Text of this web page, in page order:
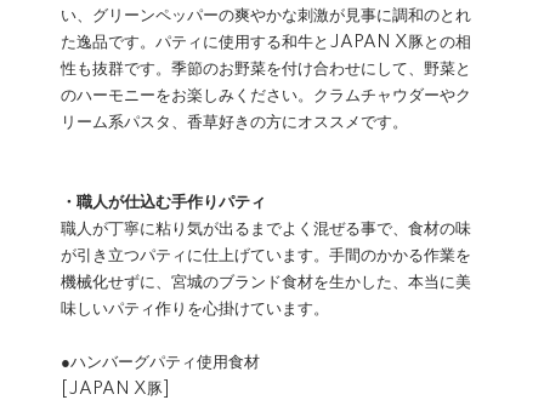
い、グリーンペッパーの爽やかな刺激が見事に調和のとれ
た逸品です。パティに使用する和牛とJAPAN X豚との相
性も抜群です。季節のお野菜を付け合わせにして、野菜と
のハーモニーをお楽しみください。クラムチャウダーやク
リーム系パスタ、香草好きの方にオススメです。
・職人が仕込む手作りパティ
職人が丁寧に粘り気が出るまでよく混ぜる事で、食材の味
が引き立つパティに仕上げています。手間のかかる作業を
機械化せずに、宮城のブランド食材を生かした、本当に美
味しいパティ作りを心掛けています。
●ハンバーグパティ使用食材
[JAPAN X豚]